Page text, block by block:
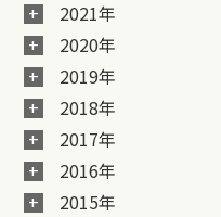
2021年
2020年
2019年
2018年
2017年
2016年
2015年